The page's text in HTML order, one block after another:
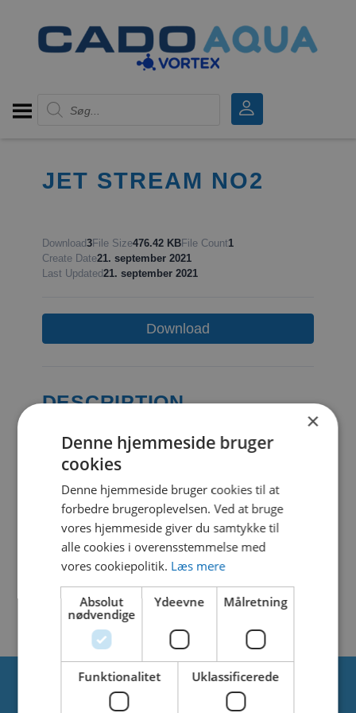
Products search
JET STREAM NO2
Download3File Size476.42 KBFile Count1
Create Date21. september 2021
Last Updated21. september 2021
Download
DESCRIPTION
SIMILAR DOWNLOADS
No related download found!
Kjell Parmborn Updated 21. september 2021
×
Denne hjemmeside bruger
cookies
Denne hjemmeside bruger cookies til at
forbedre brugeroplevelsen. Ved at bruge
vores hjemmeside giver du samtykke til
alle cookies i overensstemmelse med
vores cookiepolitik. Læs mere
Absolut
nødvendige
Ydeevne Målretning
Funktionalitet Uklassificerede